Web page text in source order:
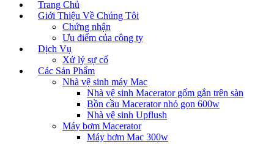
Trang Chủ
Giới Thiệu Về Chúng Tôi
Chứng nhận
Ưu điểm của công ty
Dịch Vụ
Xử lý sự cố
Các Sản Phẩm
Nhà vệ sinh máy Mac
Nhà vệ sinh Macerator gốm gắn trên sàn
Bồn cầu Macerator nhỏ gọn 600w
Nhà vệ sinh Upflush
Máy bơm Macerator
Máy bơm Mac 300w